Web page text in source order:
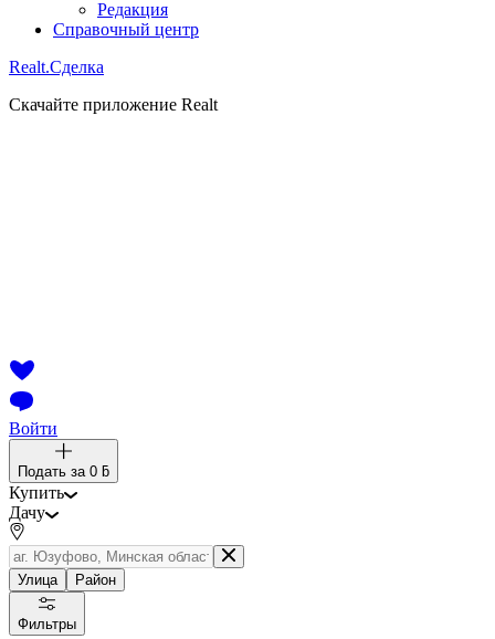
Редакция
Справочный центр
Realt.Сделка
Скачайте приложение Realt
Войти
Подать за 0 ƃ
Купить
Дачу
Улица Район
Фильтры